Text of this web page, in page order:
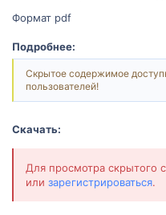
Формат pdf
Подробнее:
Скрытое содержимое
пользователей!
Скачать:
Для просмотра
или зарегистрироваться.